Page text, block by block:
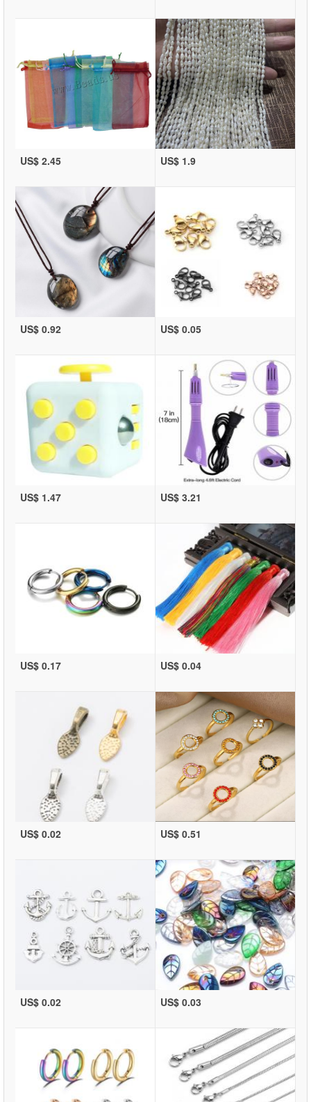
US$ 2.45 US$ 1.9
US$ 0.92 US$ 0.05
US$ 1.47 US$ 3.21
US$ 0.17 US$ 0.04
US$ 0.02 US$ 0.51
US$ 0.02 US$ 0.03